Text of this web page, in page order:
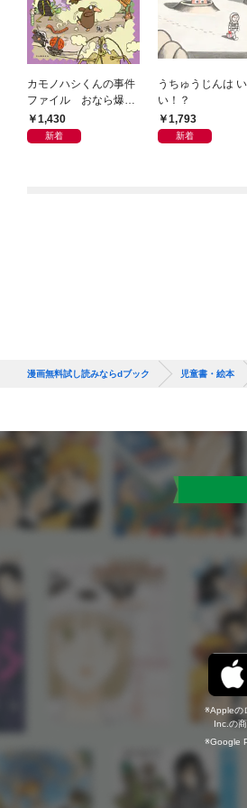
カモノハシくんの事件
ファイル おなら爆
弾！ 危機イッパツ編
1,430
新着
うちゅうじんは
い！？
1,793
新着
漫画無料試し読みならdブック 児童書・絵本
Appleの
Inc.の
Google